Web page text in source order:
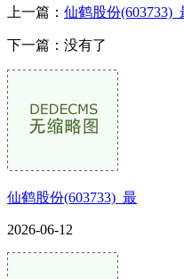
上一篇： 仙鹤股份
下一篇：没有了
仙鹤股份(603733)_最
2026-06-12